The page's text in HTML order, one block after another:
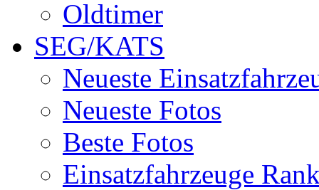
Oldtimer
SEG/KATS
Neueste
Neueste Fotos
Beste Fotos
Einsatzfahrzeuge